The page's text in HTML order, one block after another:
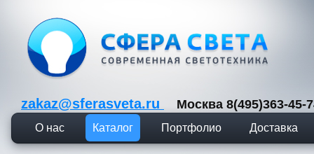
zakaz@sferasveta.ru Москва 8(495)363-
О нас Каталог Портфолио Доставка